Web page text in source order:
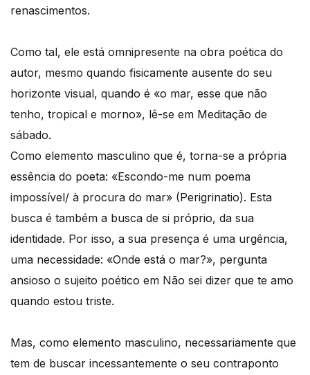
renascimentos.
Como tal, ele está omnipresente na obra poética do
autor, mesmo quando fisicamente ausente do seu
horizonte visual, quando é «o mar, esse que não
tenho, tropical e morno», lê-se em Meditação de
sábado.
Como elemento masculino que é, torna-se a própria
essência do poeta: «Escondo-me num poema
impossível/ à procura do mar» (Perigrinatio). Esta
busca é também a busca de si próprio, da sua
identidade. Por isso, a sua presença é uma urgência,
uma necessidade: «Onde está o mar?», pergunta
ansioso o sujeito poético em Não sei dizer que te amo
quando estou triste.
Mas, como elemento masculino, necessariamente que
tem de buscar incessantemente o seu contraponto